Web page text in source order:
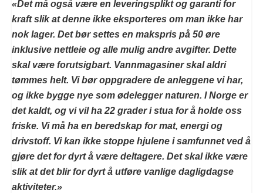
«Det må også være en leveringsplikt og garanti for
kraft slik at denne ikke eksporteres om man ikke har
nok lager. Det bør settes en makspris på 50 øre
inklusive nettleie og alle mulig andre avgifter. Dette
skal være forutsigbart. Vannmagasiner skal aldri
tømmes helt. Vi bør oppgradere de anleggene vi har,
og ikke bygge nye som ødelegger naturen. I Norge er
det kaldt, og vi vil ha 22 grader i stua for å holde oss
friske. Vi må ha en beredskap for mat, energi og
drivstoff. Vi kan ikke stoppe hjulene i samfunnet ved å
gjøre det for dyrt å være deltagere. Det skal ikke være
slik at det blir for dyrt å utføre vanlige dagligdagse
aktiviteter.»